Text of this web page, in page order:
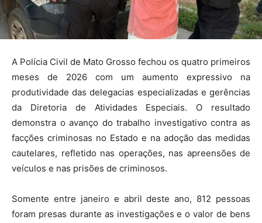
A Polícia Civil de Mato Grosso fechou os quatro primeiros
meses de 2026 com um aumento expressivo na
produtividade das delegacias especializadas e gerências
da Diretoria de Atividades Especiais. O resultado
demonstra o avanço do trabalho investigativo contra as
facções criminosas no Estado e na adoção das medidas
cautelares, refletido nas operações, nas apreensões de
veículos e nas prisões de criminosos.
Somente entre janeiro e abril deste ano, 812 pessoas
foram presas durante as investigações e o valor de bens